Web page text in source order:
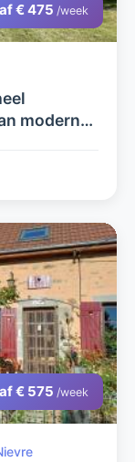
€ 475 /week
modern
€ 575 /week